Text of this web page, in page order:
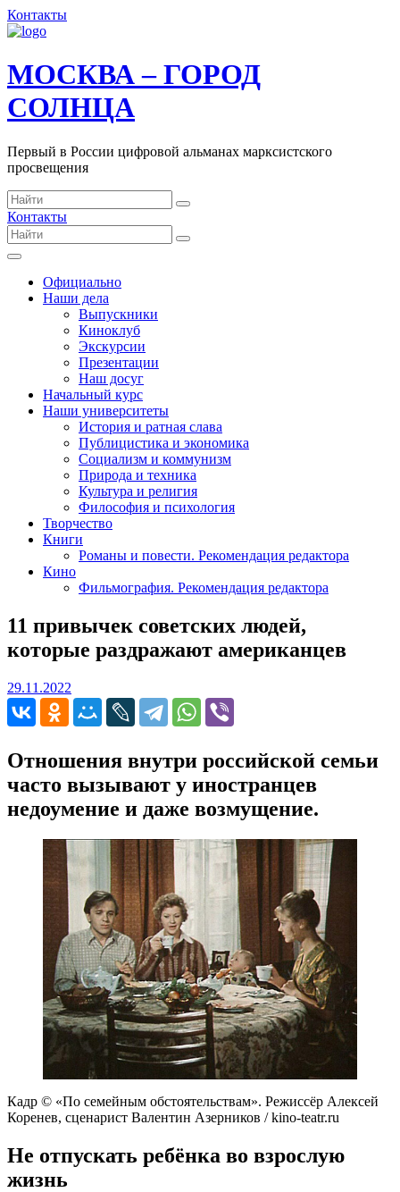
Контакты
МОСКВА – ГОРОД
СОЛНЦА
Первый в России цифровой альманах марксистского
просвещения
Контакты
Официально
Наши дела
Выпускники
Киноклуб
Экскурсии
Презентации
Наш досуг
Начальный курс
Наши университеты
История и ратная слава
Публицистика и экономика
Социализм и коммунизм
Природа и техника
Культура и религия
Философия и психология
Творчество
Книги
Романы и повести. Рекомендация редактора
Кино
Фильмография. Рекомендация редактора
11 привычек советских людей,
которые раздражают американцев
29.11.2022
Отношения внутри российской семьи
часто вызывают у иностранцев
недоумение и даже возмущение.
Кадр © «По семейным обстоятельствам». Режиссёр Алексей
Коренев, сценарист Валентин Азерников / kino-teatr.ru
Не отпускать ребёнка во взрослую
жизнь